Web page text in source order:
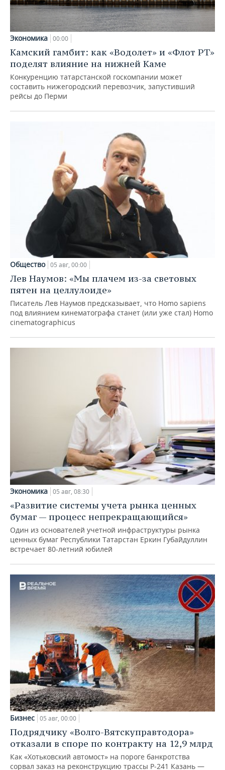
Экономика 00:00
Камский гамбит: как «Водолет» и «Флот РТ»
поделят влияние на нижней Каме
Конкуренцию татарстанской госкомпании может
составить нижегородский перевозчик, запустивший
рейсы до Перми
Общество 05 авг, 00:00
Лев Наумов: «Мы плачем из-за световых
пятен на целлулоиде»
Писатель Лев Наумов предсказывает, что Homo sapiens
под влиянием кинематографа станет (или уже стал) Homo
cinematographicus
Экономика 05 авг, 08:30
«Развитие системы учета рынка ценных
бумаг — процесс непрекращающийся»
Один из основателей учетной инфраструктуры рынка
ценных бумаг Республики Татарстан Еркин Губайдуллин
встречает 80-летний юбилей
Бизнес 05 авг, 00:00
Подрядчику «Волго-Вятскуправтодора»
отказали в споре по контракту на 12,9 млрд
Как «Хотьковский автомост» на пороге банкротства
сорвал заказ на реконструкцию трассы Р‑241 Казань —